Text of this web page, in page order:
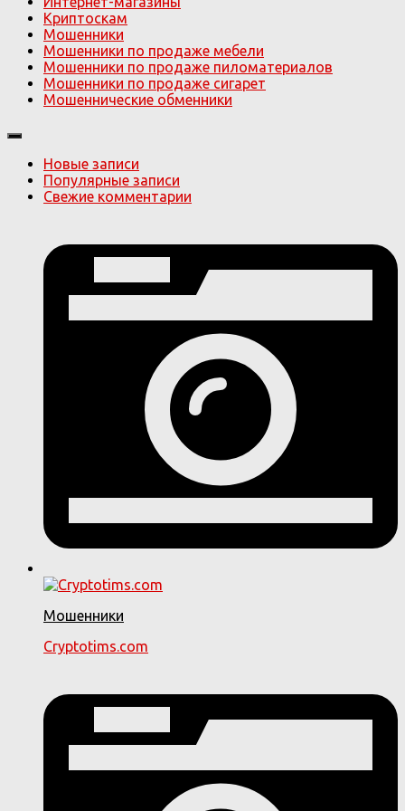
Криптоскам
Мошенники
Мошенники по продаже мебели
Мошенники по продаже пиломатериалов
Мошенники по продаже сигарет
Мошеннические обменники
Новые записи
Популярные записи
Свежие комментарии
Мошенники
Cryptotims.com